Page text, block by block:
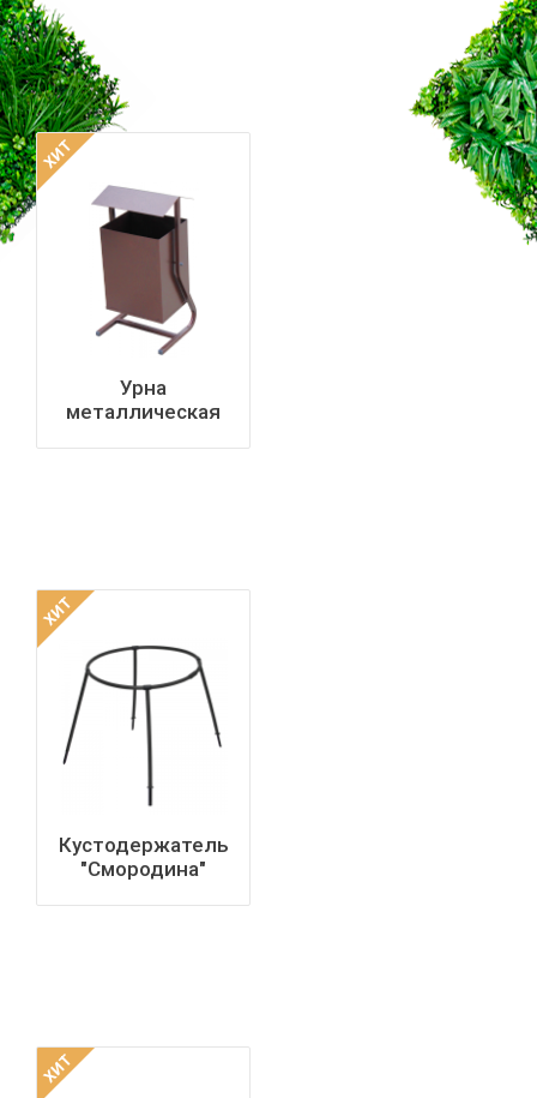
ХИТ
Урна
металлическая
ХИТ
Кустодержатель
"Смородина"
ХИТ